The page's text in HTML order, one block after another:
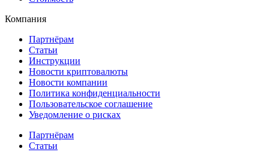
Компания
Партнёрам
Статьи
Инструкции
Новости криптовалюты
Новости компании
Политика конфиденциальности
Пользовательское соглашение
Уведомление о рисках
Партнёрам
Статьи